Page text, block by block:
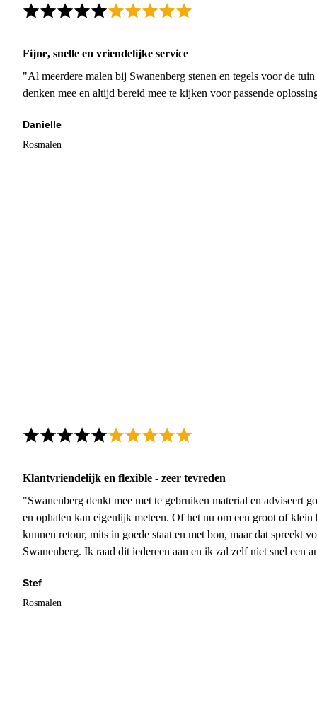
Fijne, snelle en vriendelijke service
"Al meerdere malen bij Swanenberg stenen en tegels voor de
denken mee en altijd bereid mee te kijken voor passende
Danielle
Rosmalen
Klantvriendelijk en flexible - zeer tevreden
"Swanenberg denkt mee met te gebruiken material en adviseert
en ophalen kan eigenlijk meteen. Of het nu om een groot of
kunnen retour, mits in goede staat en met bon, maar dat spreekt
Swanenberg. Ik raad dit iedereen aan en ik zal zelf niet snel een
Stef
Rosmalen